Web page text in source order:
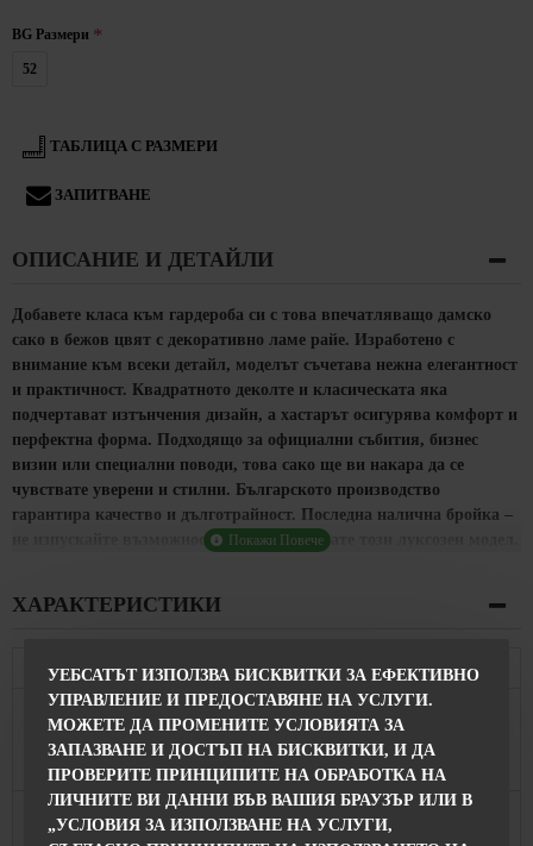
УЕБСАТЪТ ИЗПОЛЗВА БИСКВИТКИ ЗА ЕФЕКТИВНО
УПРАВЛЕНИЕ И ПРЕДОСТАВЯНЕ НА УСЛУГИ.
МОЖЕТЕ ДА ПРОМЕНИТЕ УСЛОВИЯТА ЗА
ЗАПАЗВАНЕ И ДОСТЪП НА БИСКВИТКИ, И ДА
ПРОВЕРИТЕ ПРИНЦИПИТЕ НА ОБРАБОТКА НА
ЛИЧНИТЕ ВИ ДАННИ ВЪВ ВАШИЯ БРАУЗЪР ИЛИ В
„УСЛОВИЯ ЗА ИЗПОЛЗВАНЕ НА УСЛУГИ,
BG Размери
52
ТАБЛИЦА С РАЗМЕРИ
ЗАПИТВАНЕ
ОПИСАНИЕ И ДЕТАЙЛИ
Добавете класа към гардероба си с това впечатляващо дамско
сако в бежов цвят с декоративно ламе райе. Изработено с
внимание към всеки детайл, моделът съчетава нежна елегантност
и практичност. Квадратното деколте и класическата яка
подчертават изтънчения дизайн, а хастарът осигурява комфорт и
перфектна форма. Подходящо за официални събития, бизнес
визии или специални поводи, това сако ще ви накара да се
чувствате уверени и стилни. Българското производство
гарантира качество и дълготрайност. Последна налична бройка –
не изпускайте възможността да притежавате този луксозен модел.
ХАРАКТЕРИСТИКИ
Състав
Състав на
Сакото
31% Памук, 62% Полиестер, 7% Еластан
Характеристики
Дължина на
Сакото
63 см